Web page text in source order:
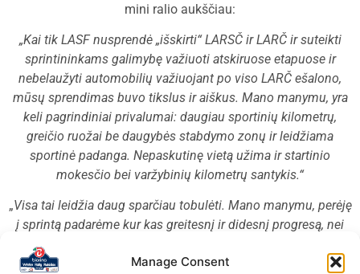
Manage Consent
mini ralio aukščiau:
„Kai tik LASF nusprendė „išskirti“ LARSČ ir LARČ ir suteikti
sprintininkams galimybę važiuoti atskiruose etapuose ir
nebelaužyti automobilių važiuojant po viso LARČ ešalono,
mūsų sprendimas buvo tikslus ir aiškus. Mano manymu, yra
keli pagrindiniai privalumai: daugiau sportinių kilometrų,
greičio ruožai be daugybės stabdymo zonų ir leidžiama
sportinė padanga. Nepaskutinę vietą užima ir startinio
mokesčio bei varžybinių kilometrų santykis.“
„Visa tai leidžia daug sparčiau tobulėti. Mano manymu, perėję
į sprintą padarėme kur kas greitesnį ir didesnį progresą, nei
būtume dar metus praleidę mini ralyje. Kolegas iš mini ralio,
kurie galbūt baiminasi perėjimo į sprintą, galiu nuraminti ir